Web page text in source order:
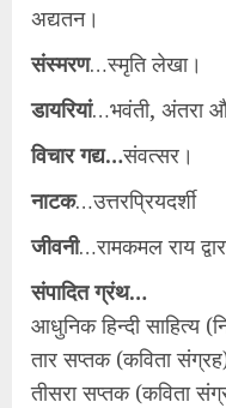
अद्यतन।
संस्मरण…स्मृति लेखा।
डायरियां…भवंती, अंतरा
विचार गद्य…संवत्‍सर।
नाटक…उत्तरप्रियदर्शी
जीवनी…रामकमल राय
संपादित ग्रंथ…
आधुनिक हिन्दी साहित्य
तार सप्तक (कविता
तीसरा सप्तक (कविता